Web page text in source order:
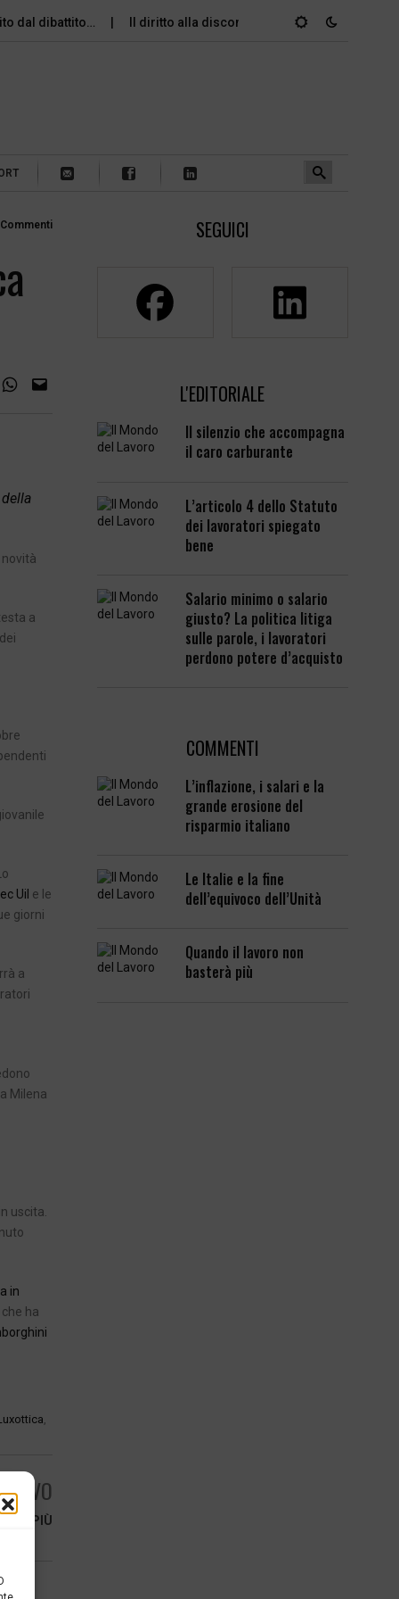
dal dibattito… Il diritto alla disconnessione (per chi è in…
a
Uil e le
giorni
a
Milena
uscita.
in
ha
,
DI PIÙ
SEGUICI
L'EDITORIALE
Il silenzio che accompagna
il caro carburante
L’articolo 4 dello Statuto
dei lavoratori spiegato
bene
Salario minimo o salario
giusto? La politica litiga
sulle parole, i lavoratori
perdono potere d’acquisto
COMMENTI
L’inflazione, i salari e la
grande erosione del
risparmio italiano
Le Italie e la fine
dell’equivoco dell’Unità
Quando il lavoro non
basterà più